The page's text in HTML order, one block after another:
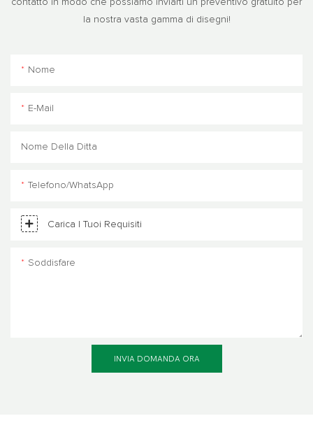
la nostra vasta gamma di disegni!
Nome
E-Mail
Nome Della Ditta
Telefono/WhatsApp
Carica I Tuoi Requisiti
Soddisfare
INVIA DOMANDA ORA